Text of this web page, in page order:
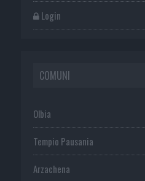
Login
COMUNI
Olbia
Tempio Pausania
Arzachena